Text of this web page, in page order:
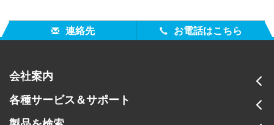
インターネット接続
連絡先 お電話はこちら
会社案内
各種サービス＆サポート